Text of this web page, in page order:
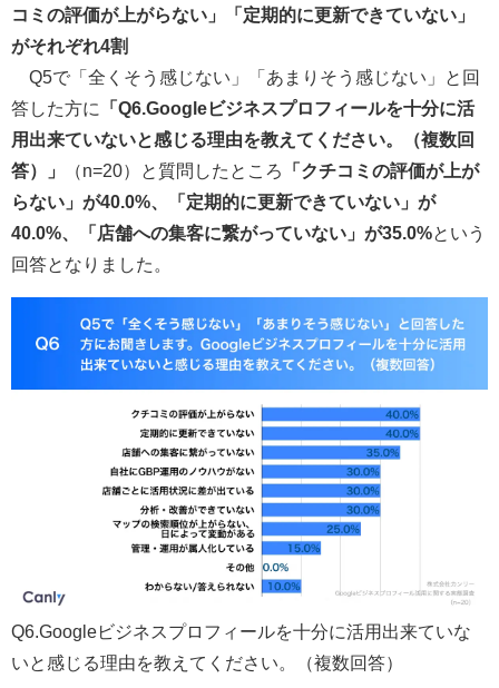
コミの評価が上がらない」「定期的に更新できていない」
がそれぞれ4割
Q5で「全くそう感じない」「あまりそう感じない」と回
答した方に
「Q6.Googleビジネスプロフィールを十分に活
用出来ていないと感じる理由を教えてください。（複数回
答）」
（n=20）と質問したところ
「クチコミの評価が上が
らない」が40.0%、「定期的に更新できていない」が
40.0%、「店舗への集客に繋がっていない」が35.0%という
回答となりました。
Q6.Googleビジネスプロフィールを十分に活用出来ていな
いと感じる理由を教えてください。（複数回答）